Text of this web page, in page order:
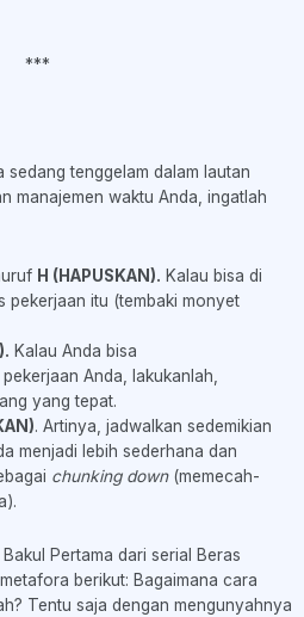
***
sedang tenggelam dalam lautan
manajemen waktu Anda, ingatlah
H (HAPUSKAN). Kalau bisa di
pekerjaan itu (tembaki monyet
Kalau Anda bisa
Anda, lakukanlah,
yang tepat.
. Artinya, jadwalkan sedemikian
menjadi lebih sederhana dan
chunking down(memecah-
Pertama dari serial Beras
berikut: Bagaimana cara
Tentu saja dengan mengunyahnya